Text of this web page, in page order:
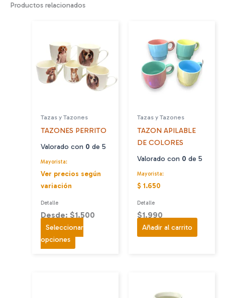
Productos relacionados
Tazas y Tazones
TAZONES PERRITO
Valorado con 0 de 5
Mayorista:
Ver precios según
variación
Detalle
Desde: $1.500
Seleccionar
opciones Este
producto
Tazas y Tazones
TAZON APILABLE
DE COLORES
Valorado con 0 de 5
Mayorista:
$ 1.650
Detalle
$1.990
Añadir al carrito